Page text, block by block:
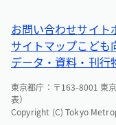
お問い合わせサイト
サイトマップこども
データ・資料・刊行
東京都庁：〒163-8001 東
表）
Copyright (C) Tokyo